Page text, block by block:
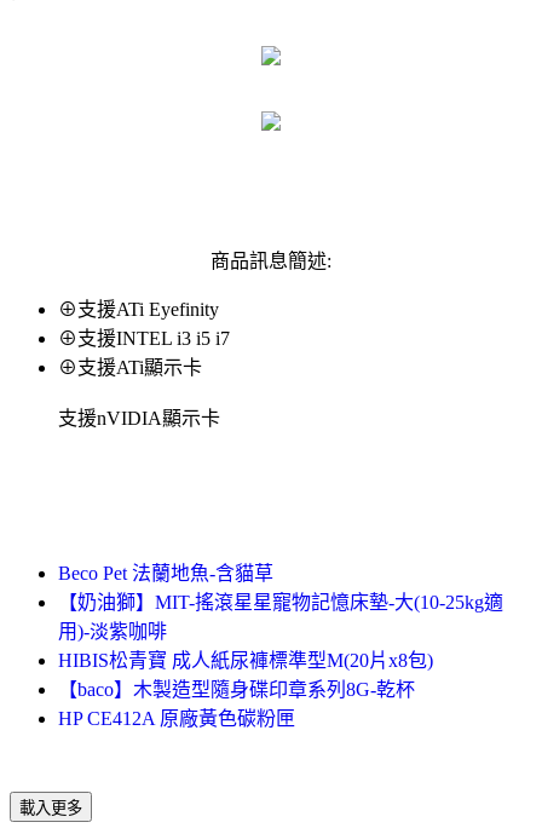
商品訊息簡述:
⊕支援ATi Eyefinity
⊕支援INTEL i3 i5 i7
⊕支援ATi顯示卡
支援nVIDIA顯示卡
Beco Pet 法蘭地魚-含貓草
【奶油獅】MIT-搖滾星星寵物記憶床墊-大(10-25kg適
用)-淡紫咖啡
HIBIS松青寶 成人紙尿褲標準型M(20片x8包)
【baco】木製造型隨身碟印章系列8G-乾杯
HP CE412A 原廠黃色碳粉匣
載入更多